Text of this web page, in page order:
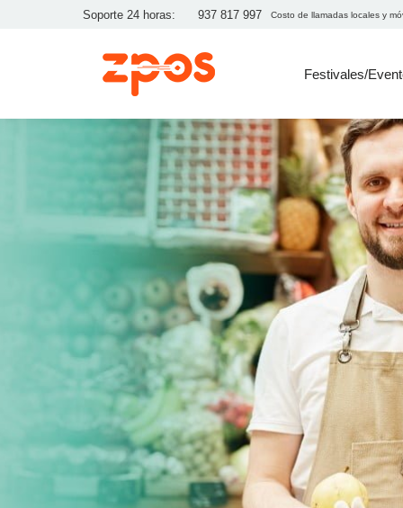
Soporte 24 horas: 937 817 997 Costo de llamadas locales y
Festivales/